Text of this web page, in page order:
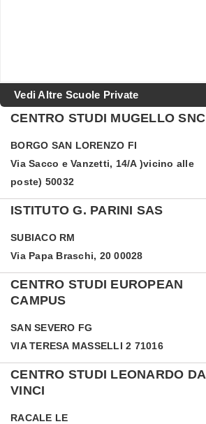
Vedi Altre Scuole Private
CENTRO STUDI MUGELLO SNC
BORGO SAN LORENZO FI
Via Sacco e Vanzetti, 14/A )vicino alle
poste) 50032
ISTITUTO G. PARINI SAS
SUBIACO RM
Via Papa Braschi, 20 00028
CENTRO STUDI EUROPEAN
CAMPUS
SAN SEVERO FG
VIA TERESA MASSELLI 2 71016
CENTRO STUDI LEONARDO DA
VINCI
RACALE LE